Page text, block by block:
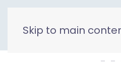
Skip to main